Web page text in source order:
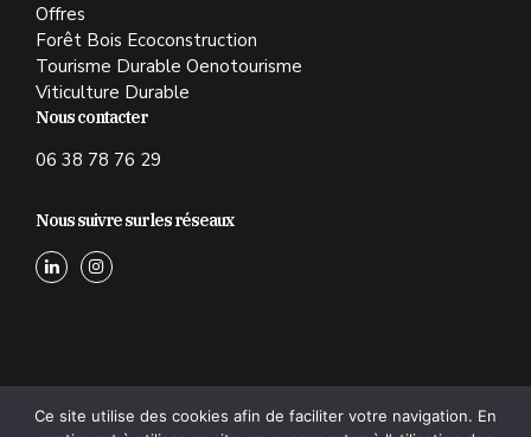
Offres
Forêt Bois Ecoconstruction
Tourisme Durable Oenotourisme
Viticulture Durable
Nous contacter
06 38 78 76 29
Nous suivre sur les réseaux
Ce site utilise des cookies afin de faciliter votre navigation. En